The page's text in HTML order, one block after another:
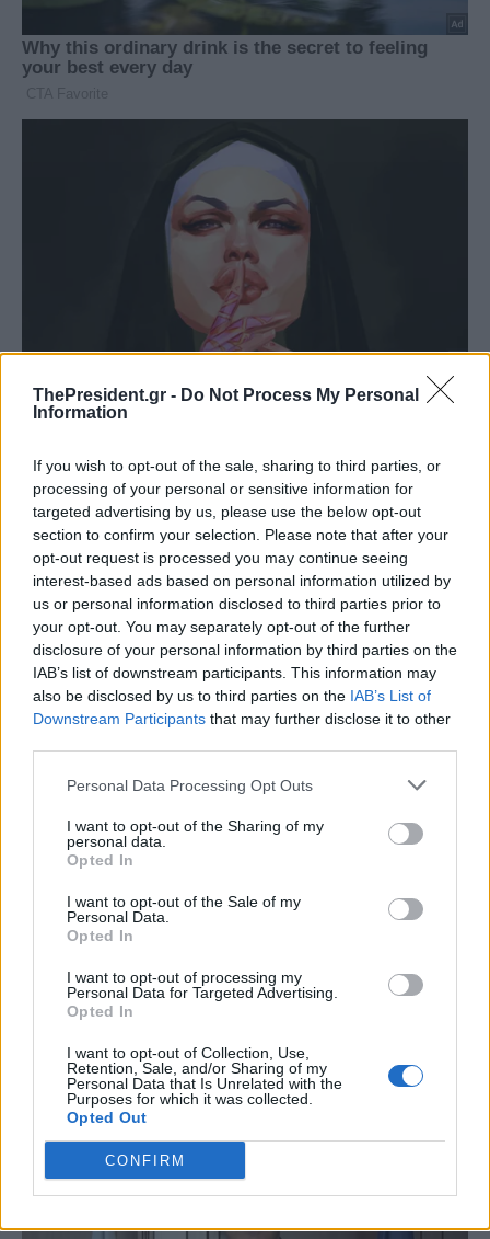
ThePresident.gr - Do Not Process My Personal
Information
If you wish to opt-out of the sale, sharing to third parties, or
processing of your personal or sensitive information for
targeted advertising by us, please use the below opt-out
section to confirm your selection. Please note that after your
opt-out request is processed you may continue seeing
interest-based ads based on personal information utilized by
us or personal information disclosed to third parties prior to
your opt-out. You may separately opt-out of the further
disclosure of your personal information by third parties on the
IAB’s list of downstream participants. This information may
also be disclosed by us to third parties on the IAB’s List of
Downstream Participants that may further disclose it to other
Personal Data Processing Opt Outs
I want to opt-out of the Sharing of my
personal data.
Opted In
I want to opt-out of the Sale of my
Personal Data.
Opted In
I want to opt-out of processing my
Personal Data for Targeted Advertising.
Opted In
I want to opt-out of Collection, Use,
Retention, Sale, and/or Sharing of my
Personal Data that Is Unrelated with the
Purposes for which it was collected.
Opted Out
CONFIRM